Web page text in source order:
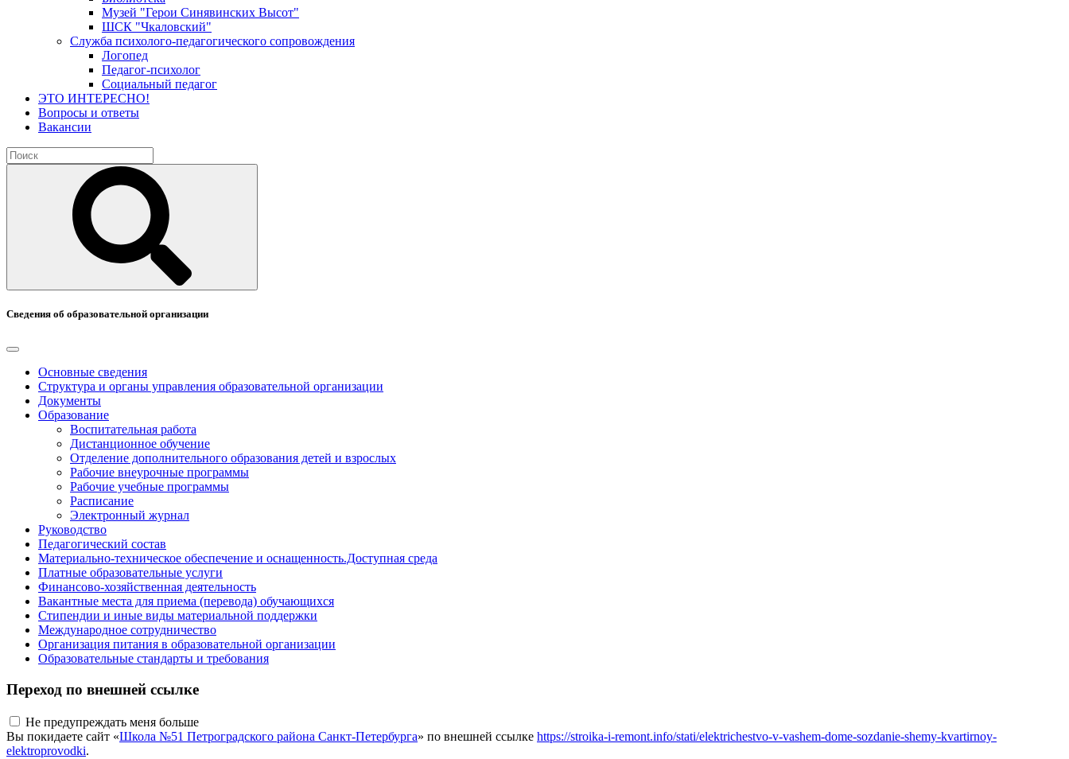
Музей "Герои Синявинских Высот"
ШСК "Чкаловский"
Служба психолого-педагогического сопровождения
Логопед
Педагог-психолог
Социальный педагог
ЭТО ИНТЕРЕСНО!
Вопросы и ответы
Вакансии
Сведения об образовательной организации
Основные сведения
Структура и органы управления образовательной организации
Документы
Образование
Воспитательная работа
Дистанционное обучение
Отделение дополнительного образования детей и взрослых
Рабочие внеурочные программы
Рабочие учебные программы
Расписание
Электронный журнал
Руководство
Педагогический состав
Материально-техническое обеспечение и оснащенность.Доступная среда
Платные образовательные услуги
Финансово-хозяйственная деятельность
Вакантные места для приема (перевода) обучающихся
Стипендии и иные виды материальной поддержки
Международное сотрудничество
Организация питания в образовательной организации
Образовательные стандарты и требования
Переход по внешней ссылке
Не предупреждать меня больше
Вы покидаете сайт «Школа №51 Петроградского района Санкт-Петербурга» по внешней ссылке https://stroika-i-remont.info/stati/elektrichestvo-v-vashem-dome-sozdanie-shemy-kvartirnoy-
elektroprovodki.